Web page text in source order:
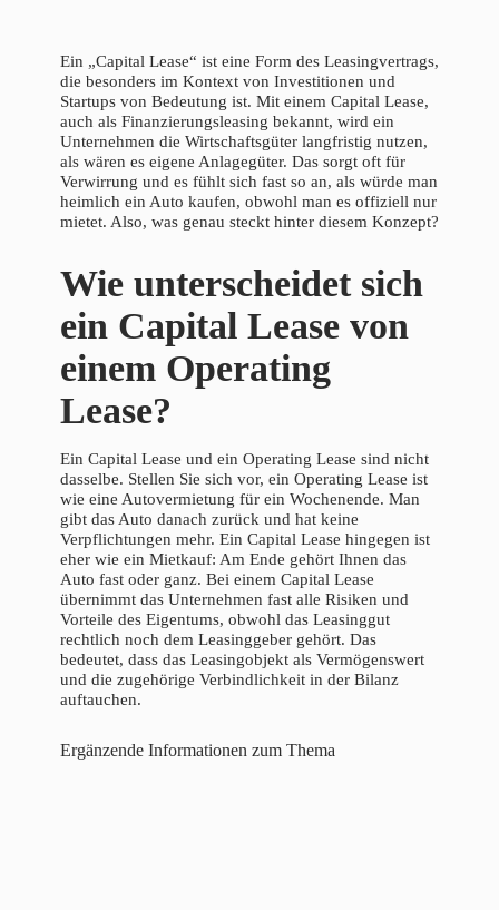
Ein „Capital Lease“ ist eine Form des Leasingvertrags,
die besonders im Kontext von Investitionen und
Startups von Bedeutung ist. Mit einem Capital Lease,
auch als Finanzierungsleasing bekannt, wird ein
Unternehmen die Wirtschaftsgüter langfristig nutzen,
als wären es eigene Anlagegüter. Das sorgt oft für
Verwirrung und es fühlt sich fast so an, als würde man
heimlich ein Auto kaufen, obwohl man es offiziell nur
mietet. Also, was genau steckt hinter diesem Konzept?
Wie unterscheidet sich
ein Capital Lease von
einem Operating
Lease?
Ein Capital Lease und ein Operating Lease sind nicht
dasselbe. Stellen Sie sich vor, ein Operating Lease ist
wie eine Autovermietung für ein Wochenende. Man
gibt das Auto danach zurück und hat keine
Verpflichtungen mehr. Ein Capital Lease hingegen ist
eher wie ein Mietkauf: Am Ende gehört Ihnen das
Auto fast oder ganz. Bei einem Capital Lease
übernimmt das Unternehmen fast alle Risiken und
Vorteile des Eigentums, obwohl das Leasinggut
rechtlich noch dem Leasinggeber gehört. Das
bedeutet, dass das Leasingobjekt als Vermögenswert
und die zugehörige Verbindlichkeit in der Bilanz
auftauchen.
Ergänzende Informationen zum Thema